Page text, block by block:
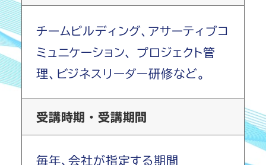
チームビルディング、アサーティブコ
ミュニケーション、 プロジェクト管
理、ビジネスリーダー研修など。
受講時期・受講期間
毎年、会社が指定する期間